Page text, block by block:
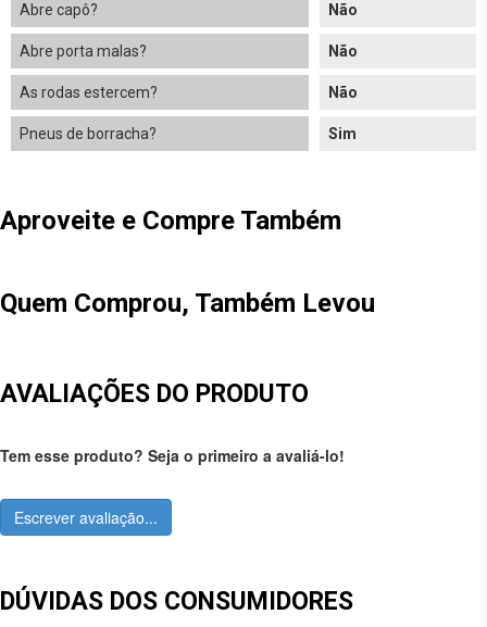
Abre capô? Não
Abre porta malas? Não
As rodas estercem? Não
Pneus de borracha? Sim
Aproveite e Compre Também
Quem Comprou, Também Levou
AVALIAÇÕES DO PRODUTO
Tem esse produto? Seja o primeiro a avaliá-lo!
Escrever avaliação...
DÚVIDAS DOS CONSUMIDORES